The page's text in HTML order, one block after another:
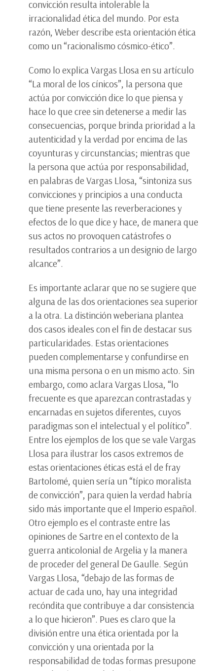
convicción resulta intolerable la
irracionalidad ética del mundo. Por esta
razón, Weber describe esta orientación ética
como un “racionalismo cósmico-ético”.
Como lo explica Vargas Llosa en su artículo
“La moral de los cínicos”, la persona que
actúa por convicción dice lo que piensa y
hace lo que cree sin detenerse a medir las
consecuencias, porque brinda prioridad a la
autenticidad y la verdad por encima de las
coyunturas y circunstancias; mientras que
la persona que actúa por responsabilidad,
en palabras de Vargas Llosa, “sintoniza sus
convicciones y principios a una conducta
que tiene presente las reverberaciones y
efectos de lo que dice y hace, de manera que
sus actos no provoquen catástrofes o
resultados contrarios a un designio de largo
alcance”.
Es importante aclarar que no se sugiere que
alguna de las dos orientaciones sea superior
a la otra. La distinción weberiana plantea
dos casos ideales con el fin de destacar sus
particularidades. Estas orientaciones
pueden complementarse y confundirse en
una misma persona o en un mismo acto. Sin
embargo, como aclara Vargas Llosa, “lo
frecuente es que aparezcan contrastadas y
encarnadas en sujetos diferentes, cuyos
paradigmas son el intelectual y el político”.
Entre los ejemplos de los que se vale Vargas
Llosa para ilustrar los casos extremos de
estas orientaciones éticas está el de fray
Bartolomé, quien sería un “típico moralista
de convicción”, para quien la verdad habría
sido más importante que el Imperio español.
Otro ejemplo es el contraste entre las
opiniones de Sartre en el contexto de la
guerra anticolonial de Argelia y la manera
de proceder del general De Gaulle. Según
Vargas Llosa, “debajo de las formas de
actuar de cada uno, hay una integridad
recóndita que contribuye a dar consistencia
a lo que hicieron”. Pues es claro que la
división entre una ética orientada por la
convicción y una orientada por la
responsabilidad de todas formas presupone